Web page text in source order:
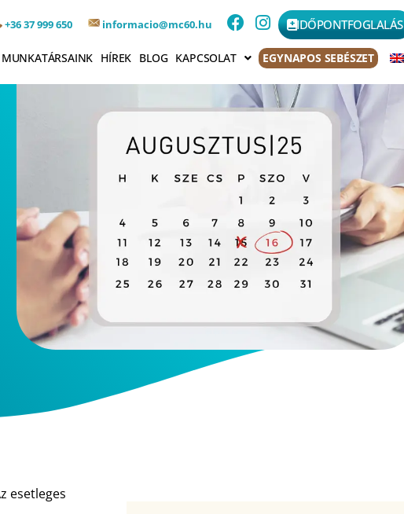
+36 37 999 650 informacio@mc60.hu IDŐPONTFOGLALÁS
MUNKATÁRSAINK HÍREK BLOG KAPCSOLAT EGYNAPOS SEBÉSZET
esetleges